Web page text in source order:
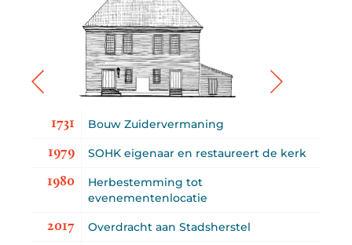
1731 Bouw Zuidervermaning
1979 SOHK eigenaar en restaureert de kerk
1980
Herbestemming tot
evenementenlocatie
2017 Overdracht aan Stadsherstel